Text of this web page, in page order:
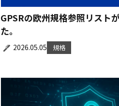
GPSRの欧州規格参照リスト
た。
2026.05.05 規格